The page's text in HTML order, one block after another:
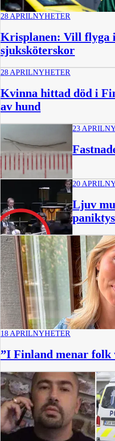
28 APRILNYHETER
Krisplanen: Vill flyga
sjuksköterskor
28 APRILNYHETER
Kvinna hittad död i
av hund
23 APRIL
0:36
20 APRIL
Ljuv
18 APRILNYHETER
”I Finland menar folk